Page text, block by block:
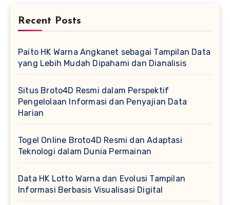
Recent Posts
Paito HK Warna Angkanet sebagai Tampilan Data
yang Lebih Mudah Dipahami dan Dianalisis
Situs Broto4D Resmi dalam Perspektif
Pengelolaan Informasi dan Penyajian Data
Harian
Togel Online Broto4D Resmi dan Adaptasi
Teknologi dalam Dunia Permainan
Data HK Lotto Warna dan Evolusi Tampilan
Informasi Berbasis Visualisasi Digital